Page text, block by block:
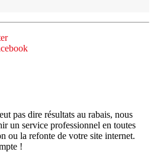
pas dire résultats au rabais, nous
un service professionnel en toutes
ou la refonte de votre site internet.
!